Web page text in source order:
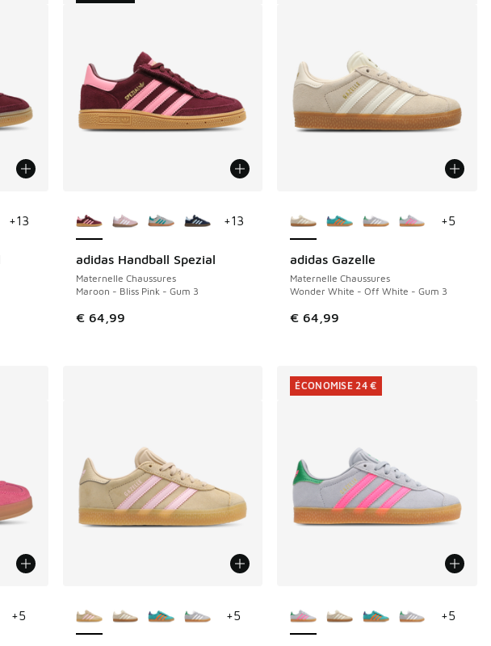
+13
adidas Handball Spezial
Maternelle Chaussures
Maroon - Bliss Pink - Gum 3
€ 64,99
NOUVEAU
+13
adidas Gazelle
Maternelle Chaussures
Wonder White - Off White - Gum 3
€ 64,99
+5
+5
+5
+5
ÉCONOMISE 24 €